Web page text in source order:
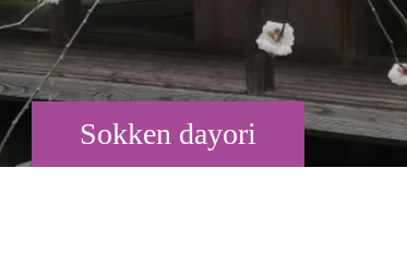
Sokken dayori